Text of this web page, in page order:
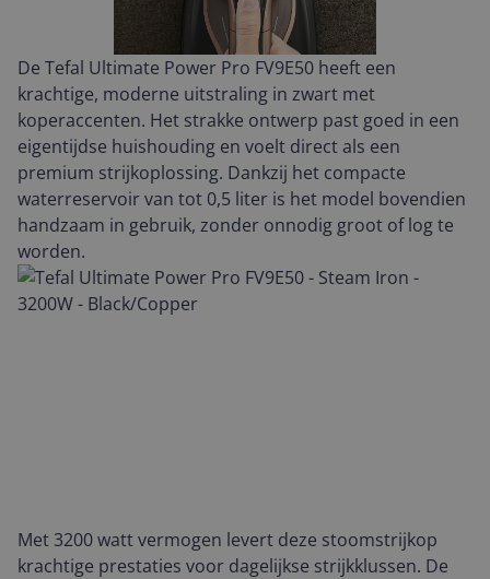
De Tefal Ultimate Power Pro FV9E50 heeft een
krachtige, moderne uitstraling in zwart met
koperaccenten. Het strakke ontwerp past goed in een
eigentijdse huishouding en voelt direct als een
premium strijkoplossing. Dankzij het compacte
waterreservoir van tot 0,5 liter is het model bovendien
handzaam in gebruik, zonder onnodig groot of log te
worden.
Met 3200 watt vermogen levert deze stoomstrijkop
krachtige prestaties voor dagelijkse strijkklussen. De